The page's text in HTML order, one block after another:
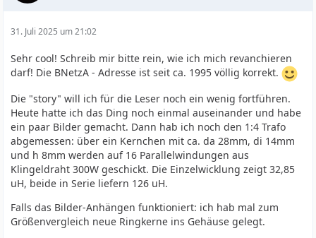
31. Juli 2025 um 21:02
Sehr cool! Schreib mir bitte rein, wie ich mich revanchieren
darf! Die BNetzA - Adresse ist seit ca. 1995 völlig korrekt.
Die "story" will ich für die Leser noch ein wenig fortführen.
Heute hatte ich das Ding noch einmal auseinander und habe
ein paar Bilder gemacht. Dann hab ich noch den 1:4 Trafo
abgemessen: über ein Kernchen mit ca. da 28mm, di 14mm
und h 8mm werden auf 16 Parallelwindungen aus
Klingeldraht 300W geschickt. Die Einzelwicklung zeigt 32,85
uH, beide in Serie liefern 126 uH.
Falls das Bilder-Anhängen funktioniert: ich hab mal zum
Größenvergleich neue Ringkerne ins Gehäuse gelegt.